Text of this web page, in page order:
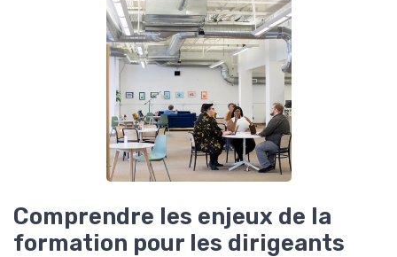
Comprendre les enjeux de la
formation pour les dirigeants